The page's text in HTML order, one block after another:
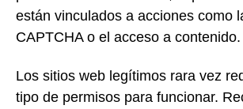
están vinculados a acciones como
CAPTCHA o el acceso a contenido.
Los sitios web legítimos rara vez
tipo de permisos para funcionar.